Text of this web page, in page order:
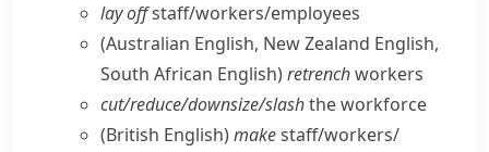
lay offstaff/​workers/​employees
(Australian English, New Zealand English,
South African English)retrenchworkers
cut/​reduce/​downsize/​slashthe workforce
(British English)makestaff/​workers/​